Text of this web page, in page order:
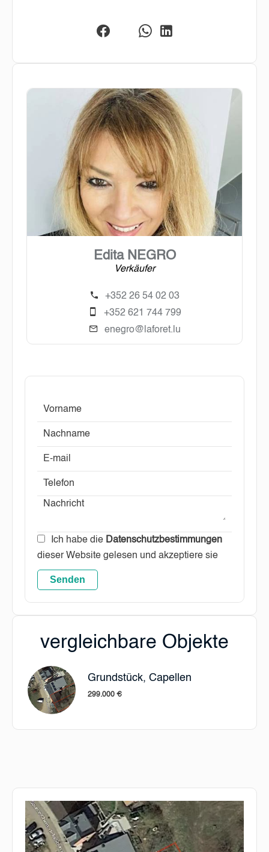
Edita NEGRO
Verkäufer
+352 26 54 02 03
+352 621 744 799
enegro@laforet.lu
Ich habe die Datenschutzbestimmungen
dieser Website gelesen und akzeptiere sie
Senden
vergleichbare Objekte
Grundstück, Capellen
299.000 €